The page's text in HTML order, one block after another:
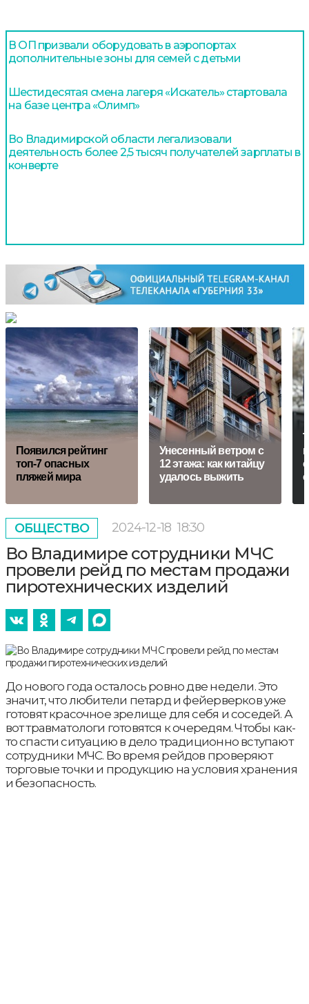
В ОП призвали оборудовать в аэропортах
дополнительные зоны для семей с детьми
Шестидесятая смена лагеря «Искатель» стартовала
на базе центра «Олимп»
Во Владимирской области легализовали
деятельность более 2,5 тысяч получателей зарплаты в
конверте
Появился рейтинг
топ-7 опасных
пляжей мира
Унесенный ветром с
12 этажа: как китайцу
удалось выжить
ОБЩЕСТВО 2024-12-18 18:30
Во Владимире сотрудники МЧС
провели рейд по местам продажи
пиротехнических изделий
До нового года осталось ровно две недели. Это
значит, что любители петард и фейерверков уже
готовят красочное зрелище для себя и соседей. А
вот травматологи готовятся к очередям. Чтобы как-
то спасти ситуацию в дело традиционно вступают
сотрудники МЧС. Во время рейдов проверяют
торговые точки и продукцию на условия хранения
и безопасность.